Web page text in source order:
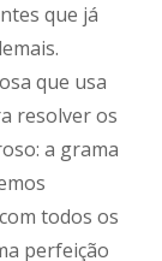
que já
que usa
resolver os
a grama
todos os
perfeição